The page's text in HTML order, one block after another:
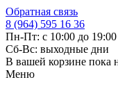
Обратная связь
8 (964) 595 16 36
Пн-Пт: с 10:00 до 19:00
Сб-Вс: выходные дни
В вашей корзине пока
Меню